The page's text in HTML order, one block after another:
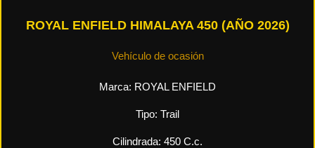
ROYAL ENFIELD HIMALAYA 450 (AÑO 2026)
Vehículo de ocasión
Marca: ROYAL ENFIELD
Tipo: Trail
Cilindrada: 450 C.c.